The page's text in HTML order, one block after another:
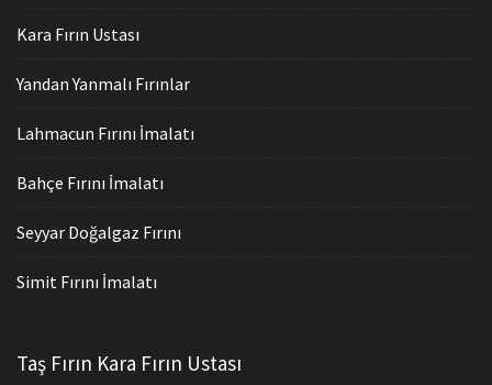
Kara Fırın Ustası
Yandan Yanmalı Fırınlar
Lahmacun Fırını İmalatı
Bahçe Fırını İmalatı
Seyyar Doğalgaz Fırını
Simit Fırını İmalatı
Taş Fırın Kara Fırın Ustası